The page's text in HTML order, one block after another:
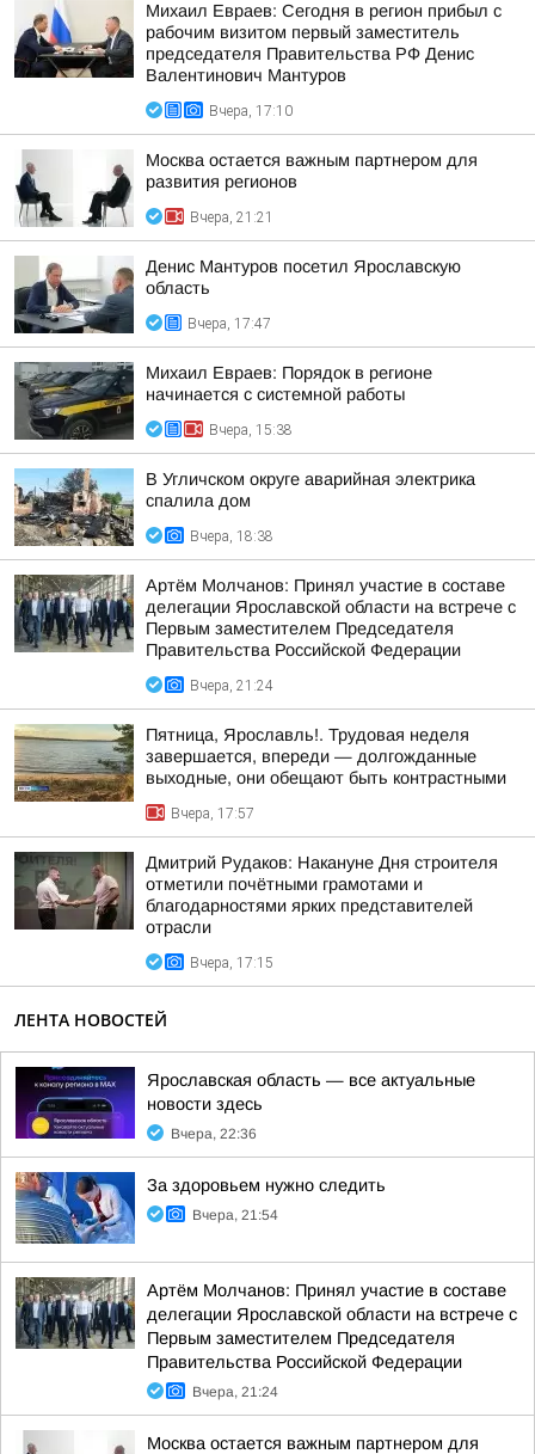
Михаил Евраев: Сегодня в регион прибыл с
рабочим визитом первый заместитель
председателя Правительства РФ Денис
Валентинович Мантуров
Вчера, 17:10
Москва остается важным партнером для
развития регионов
Вчера, 21:21
Денис Мантуров посетил Ярославскую
область
Вчера, 17:47
Михаил Евраев: Порядок в регионе
начинается с системной работы
Вчера, 15:38
В Угличском округе аварийная электрика
спалила дом
Вчера, 18:38
Артём Молчанов: Принял участие в составе
делегации Ярославской области на встрече с
Первым заместителем Председателя
Правительства Российской Федерации
Вчера, 21:24
Пятница, Ярославль!. Трудовая неделя
завершается, впереди — долгожданные
выходные, они обещают быть контрастными
Вчера, 17:57
Дмитрий Рудаков: Накануне Дня строителя
отметили почётными грамотами и
благодарностями ярких представителей
отрасли
Вчера, 17:15
ЛЕНТА НОВОСТЕЙ
Ярославская область — все актуальные
новости здесь
Вчера, 22:36
За здоровьем нужно следить
Вчера, 21:54
Артём Молчанов: Принял участие в составе
делегации Ярославской области на встрече с
Первым заместителем Председателя
Правительства Российской Федерации
Вчера, 21:24
Москва остается важным партнером для